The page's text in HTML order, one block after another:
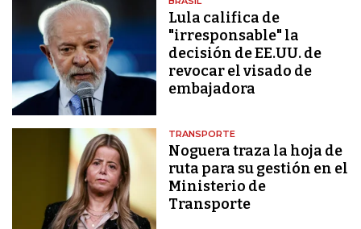
Lula califica de
"irresponsable" la
decisión de EE.UU. de
revocar el visado de
embajadora
TRANSPORTE
Noguera traza la hoja de
ruta para su gestión en el
Ministerio de
Transporte